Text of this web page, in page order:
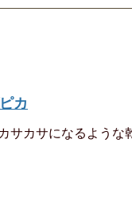
カ
サカサになるような